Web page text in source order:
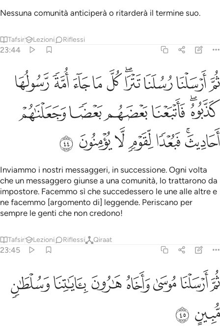
Nessuna comunità anticiperà o ritarderà il termine suo.
Tafsir Lezioni Riflessi
23:44
ثم ارسلنا رسلنا تترى كل ما جاء امة رسولها كذبوه فاتبعنا بعضهم بعضا
ثُمَّ أَرْسَلْنَا رُسُلَنَا تَتْرَا ۖ كُلَّ مَا جَآءَ أُمَّةًۭ رَّسُولُهَا كَذَّبُوهُ ۚ فَأَتْبَعْنَا
ﱉﱊﱋﱌﱍﱎﱏﱐﱑﱒ
ﱓﱔﱕﱖﱗﱘ
ﱙﱚﱛﱜﱝﱞ ﱟ
Inviammo i nostri messaggeri, in successione. Ogni volta
che un messaggero giunse a una comunità, lo trattarono da
impostore. Facemmo sì che succedessero le une alle altre e
ne facemmo [argomento di] leggende. Periscano per
sempre le genti che non credono!
Tafsir Lezioni Riflessi Qiraat
23:45
ثم ارسلنا موسى واخاه هارون باياتنا وسلطان مبين ٤٥
ثُمَّ أَرْسَلْنَا مُوسَىٰ وَأَخَاهُ هَـٰرُونَ بِـَٔايَـٰتِنَا وَسُلْطَـٰنٍۢ مُّبِينٍ ٤٥
ﱠﱡﱢﱣﱤﱥﱦ
ﱧ ﱨ